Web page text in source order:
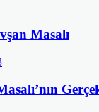
Masalı